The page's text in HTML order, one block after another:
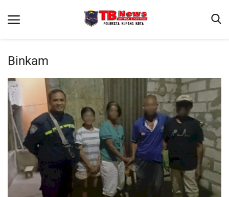
Beranda
Terms & Conditions
Reskrim
Lantas
Mitra Polisi
Giat Ops
Binkam